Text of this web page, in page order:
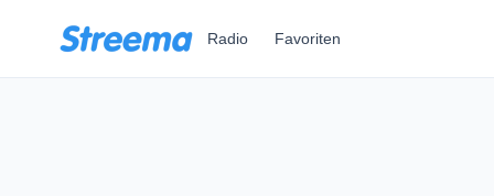
Radio Favoriten